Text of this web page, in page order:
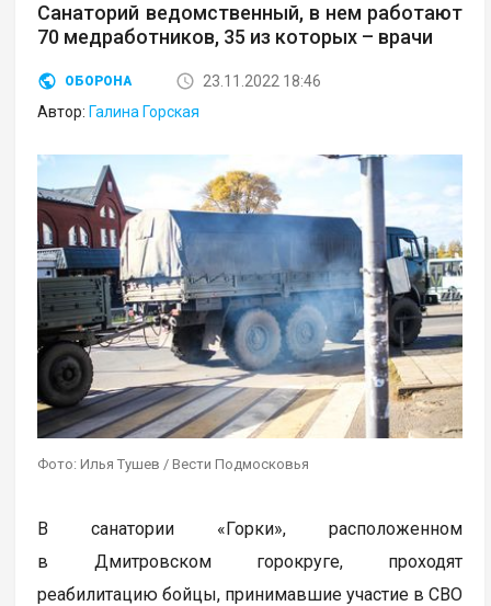
Санаторий ведомственный, в нем работают
70 медработников, 35 из которых – врачи
ОБОРОНА
23.11.2022 18:46
Автор: Галина Горская
Фото: Илья Тушев / Вести Подмосковья
В санатории «Горки», расположенном
в Дмитровском горокруге, проходят
реабилитацию бойцы, принимавшие участие в СВО